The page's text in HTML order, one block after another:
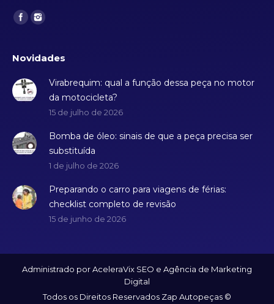
Find us on:
Novidades
Virabrequim: qual a função dessa peça no motor
da motocicleta?
15 de julho de 2026
Bomba de óleo: sinais de que a peça precisa ser
substituída
1 de julho de 2026
Preparando o carro para viagens de férias:
checklist completo de revisão
15 de junho de 2026
Administrado por AceleraVix SEO e Agência de Marketing
Digital
Todos os Direitos Reservados Zap Autopeças ©